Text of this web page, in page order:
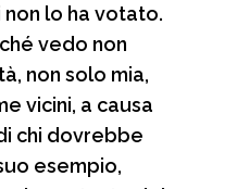
lo ha votato.
vedo non
non solo mia,
vicini, a causa
chi dovrebbe
esempio,